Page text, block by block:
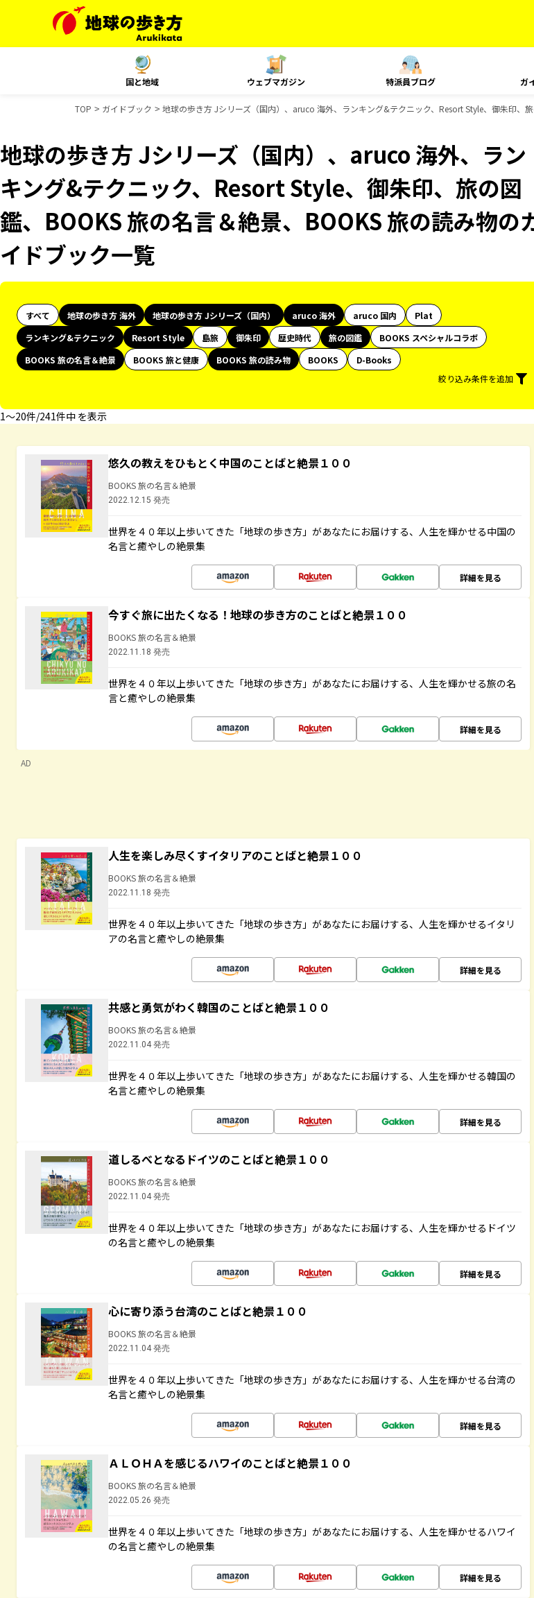
国と地域 ウェブマガジン 特派員ブログ ガ
TOP ガイドブック 地球の歩き方 Jシリーズ（国内）、aruco 海外、ランキング&テクニック、Resort Style、御朱印、
地球の歩き方 Jシリーズ（国内）、aruco 海外、ラン
キング&テクニック、Resort Style、御朱印、旅の図
鑑、BOOKS 旅の名言＆絶景、BOOKS 旅の読み物の
イドブック一覧
すべて 地球の歩き方 海外 地球の歩き方 Jシリーズ（国内） aruco 海外 aruco 国内
Plat
ランキング&テクニック
Resort Style 島旅 御朱印 歴史時代 旅の図鑑
BOOKS スペシャルコラボ
BOOKS 旅の名言＆絶景
BOOKS 旅と健康 BOOKS 旅の読み物 BOOKS
D-Books
絞り込み条件を追加
1〜20件/241件中 を表示
悠久の教えをひもとく中国のことばと絶景１００
BOOKS 旅の名言＆絶景
2022.12.15 発売
世界を４０年以上歩いてきた「地球の歩き方」があなたにお届けする、人生を輝かせる中国の
名言と癒やしの絶景集
詳細を見る
今すぐ旅に出たくなる！地球の歩き方のことばと絶景１００
BOOKS 旅の名言＆絶景
2022.11.18 発売
世界を４０年以上歩いてきた「地球の歩き方」があなたにお届けする、人生を輝かせる旅の名
言と癒やしの絶景集
詳細を見る
AD
人生を楽しみ尽くすイタリアのことばと絶景１００
BOOKS 旅の名言＆絶景
2022.11.18 発売
世界を４０年以上歩いてきた「地球の歩き方」があなたにお届けする、人生を輝かせるイタリ
アの名言と癒やしの絶景集
詳細を見る
共感と勇気がわく韓国のことばと絶景１００
BOOKS 旅の名言＆絶景
2022.11.04 発売
世界を４０年以上歩いてきた「地球の歩き方」があなたにお届けする、人生を輝かせる韓国の
名言と癒やしの絶景集
詳細を見る
道しるべとなるドイツのことばと絶景１００
BOOKS 旅の名言＆絶景
2022.11.04 発売
世界を４０年以上歩いてきた「地球の歩き方」があなたにお届けする、人生を輝かせるドイツ
の名言と癒やしの絶景集
詳細を見る
心に寄り添う台湾のことばと絶景１００
BOOKS 旅の名言＆絶景
2022.11.04 発売
世界を４０年以上歩いてきた「地球の歩き方」があなたにお届けする、人生を輝かせる台湾の
名言と癒やしの絶景集
詳細を見る
ＡＬＯＨＡを感じるハワイのことばと絶景１００
BOOKS 旅の名言＆絶景
2022.05.26 発売
世界を４０年以上歩いてきた「地球の歩き方」があなたにお届けする、人生を輝かせるハワイ
の名言と癒やしの絶景集
詳細を見る